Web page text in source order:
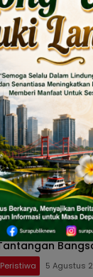
Bisnis 5 Agustus
Berkendara
Nasional 5 Agustus
Umrah
dan
Peristiwa 5 Agustus
Ajak
Perubahan
Peristiwa 5 Agustus